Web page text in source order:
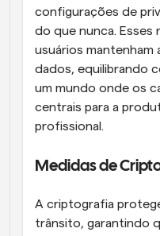
configurações de
do que nunca. Esses
usuários mantenham
dados, equilibrando
um mundo onde os
centrais para a
profissional.
Medidas de
A criptografia
trânsito, garantindo